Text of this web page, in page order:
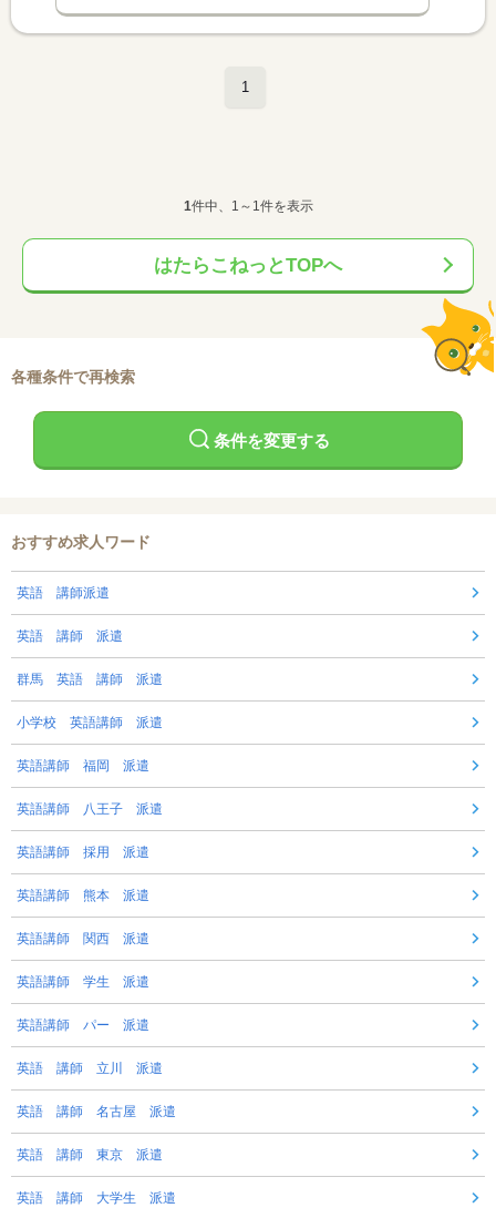
1
1件中、1～1件を表示
はたらこねっとTOPへ
各種条件で再検索
条件を変更する
おすすめ求人ワード
英語 講師派遣
英語 講師 派遣
群馬 英語 講師 派遣
小学校 英語講師 派遣
英語講師 福岡 派遣
英語講師 八王子 派遣
英語講師 採用 派遣
英語講師 熊本 派遣
英語講師 関西 派遣
英語講師 学生 派遣
英語講師 パー 派遣
英語 講師 立川 派遣
英語 講師 名古屋 派遣
英語 講師 東京 派遣
英語 講師 大学生 派遣